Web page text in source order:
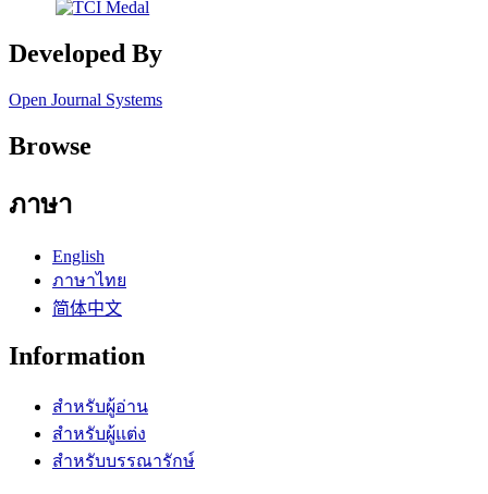
Developed By
Open Journal Systems
Browse
ภาษา
English
ภาษาไทย
简体中文
Information
สำหรับผู้อ่าน
สำหรับผู้แต่ง
สำหรับบรรณารักษ์